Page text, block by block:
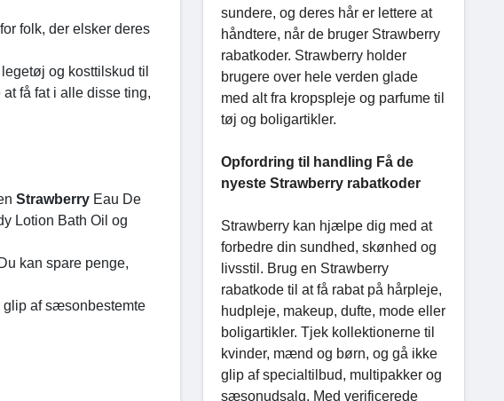
folk, der elsker deres
og kosttilskud til
få fat i alle disse ting,
Strawberry Eau De
Lotion Bath Oil og
kan spare penge,
af sæsonbestemte
sundere, og deres hår er lettere at
håndtere, når de bruger Strawberry
rabatkoder. Strawberry holder
brugere over hele verden glade
med alt fra kropspleje og parfume til
tøj og boligartikler.
Opfordring til handling Få de
nyeste Strawberry rabatkoder
Strawberry kan hjælpe dig med at
forbedre din sundhed, skønhed og
livsstil. Brug en Strawberry
rabatkode til at få rabat på hårpleje,
hudpleje, makeup, dufte, mode eller
boligartikler. Tjek kollektionerne til
kvinder, mænd og børn, og gå ikke
glip af specialtilbud, multipakker og
sæsonudsalg. Med verificerede